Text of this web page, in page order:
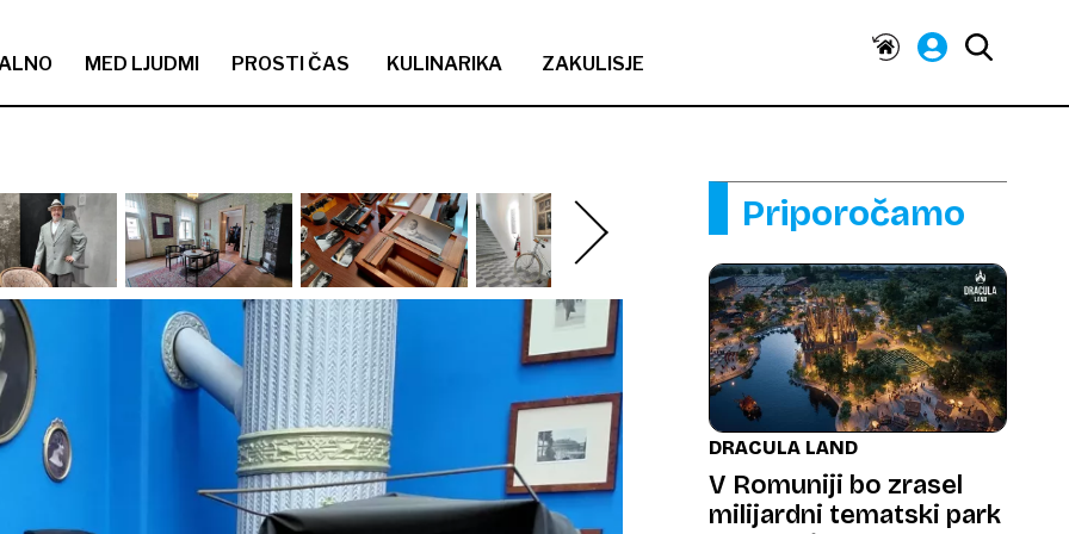
MED LJUDMI PROSTI ČAS KULINARIKA ZAKULISJE
Priporočamo
DRACULA LAND
V Romuniji bo zrasel
milijardni tematski park